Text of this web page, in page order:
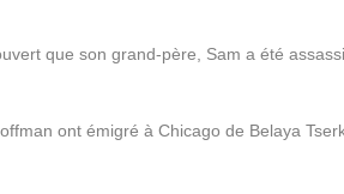
que son grand-père, Sam a été
ont émigré à Chicago de Belaya